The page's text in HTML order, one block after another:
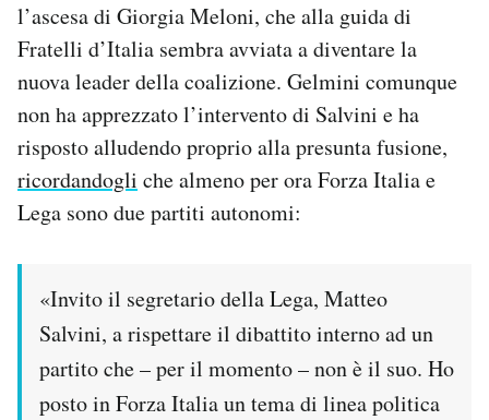
l’ascesa di Giorgia Meloni, che alla guida di
Fratelli d’Italia sembra avviata a diventare la
nuova leader della coalizione. Gelmini comunque
non ha apprezzato l’intervento di Salvini e ha
risposto alludendo proprio alla presunta fusione,
ricordandogli che almeno per ora Forza Italia e
Lega sono due partiti autonomi:
«Invito il segretario della Lega, Matteo
Salvini, a rispettare il dibattito interno ad un
partito che – per il momento – non è il suo. Ho
posto in Forza Italia un tema di linea politica